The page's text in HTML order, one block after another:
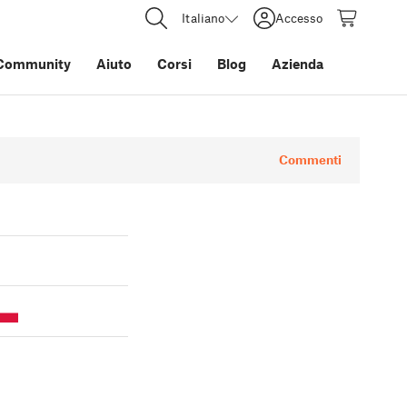
Italiano Accesso
Aiuto Corsi Blog Azienda
Commenti